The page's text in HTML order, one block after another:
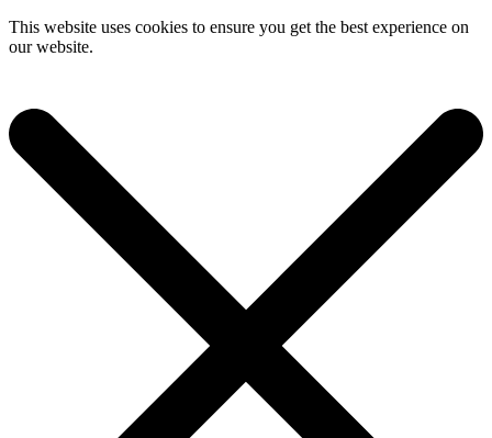
This website uses cookies to ensure you get the best experience on
our website.